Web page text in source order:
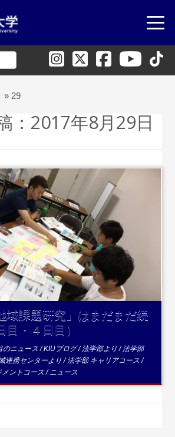
» 29
： 2017年8月29日
...続きを読む
域課題研究」はまだまだ続
・４日目）
のニュース/KIUブログ/法学部より/法学部
連携センターより/法学部 キャリアコース/
メントコース/ニュース